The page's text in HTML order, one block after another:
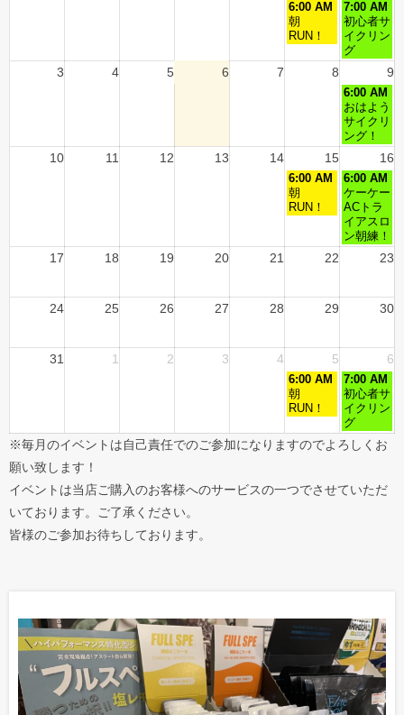
6:00 AM
朝
RUN！
7:00 AM
初心者サ
イクリン
グ
3 4 5 6 7 8 9
6:00 AM
おはよう
サイクリ
ング！
10 11 12 13 14 15 16
6:00 AM
朝
RUN！
6:00 AM
ケーケー
ACトラ
イアスロ
ン朝練！
17 18 19 20 21 22 23
24 25 26 27 28 29 30
31 1 2 3 4 5 6
6:00 AM
朝
RUN！
7:00 AM
初心者サ
イクリン
グ
※毎月のイベントは自己責任でのご参加になりますのでよろしくお
願い致します！
イベントは当店ご購入のお客様へのサービスの一つでさせていただ
いております。ご了承ください。
皆様のご参加お待ちしております。